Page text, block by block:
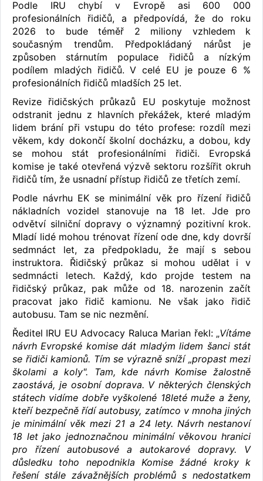
Podle IRU chybí v Evropě asi 600 000
profesionálních řidičů, a předpovídá, že do roku
2026 to bude téměř 2 miliony vzhledem k
současným trendům. Předpokládaný nárůst je
způsoben stárnutím populace řidičů a nízkým
podílem mladých řidičů. V celé EU je pouze 6 %
profesionálních řidičů mladších 25 let.
Revize řidičských průkazů EU poskytuje možnost
odstranit jednu z hlavních překážek, které mladým
lidem brání při vstupu do této profese: rozdíl mezi
věkem, kdy dokončí školní docházku, a dobou, kdy
se mohou stát profesionálními řidiči. Evropská
komise je také otevřená výzvě sektoru rozšířit okruh
řidičů tím, že usnadní přístup řidičů ze třetích zemí.
Podle návrhu EK se minimální věk pro řízení řidičů
nákladních vozidel stanovuje na 18 let. Jde pro
odvětví silniční dopravy o významný pozitivní krok.
Mladí lidé mohou trénovat řízení ode dne, kdy dovrší
sedmnáct let, za předpokladu, že mají s sebou
instruktora. Řidičský průkaz si mohou udělat i v
sedmnácti letech. Každý, kdo projde testem na
řidičský průkaz, pak může od 18. narozenin začít
pracovat jako řidič kamionu. Ne však jako řidič
autobusu. Tam se nic nezmění.
Ředitel IRU EU Advocacy Raluca Marian řekl: „Vítáme
návrh Evropské komise dát mladým lidem šanci stát
se řidiči kamionů. Tím se výrazně sníží „propast mezi
školami a koly". Tam, kde návrh Komise žalostně
zaostává, je osobní doprava. V některých členských
státech vidíme dobře vyškolené 18leté muže a ženy,
kteří bezpečně řídí autobusy, zatímco v mnoha jiných
je minimální věk mezi 21 a 24 lety. Návrh nestanoví
18 let jako jednoznačnou minimální věkovou hranici
pro řízení autobusové a autokarové dopravy. V
důsledku toho nepodnikla Komise žádné kroky k
řešení stále závažnějších problémů s nedostatkem